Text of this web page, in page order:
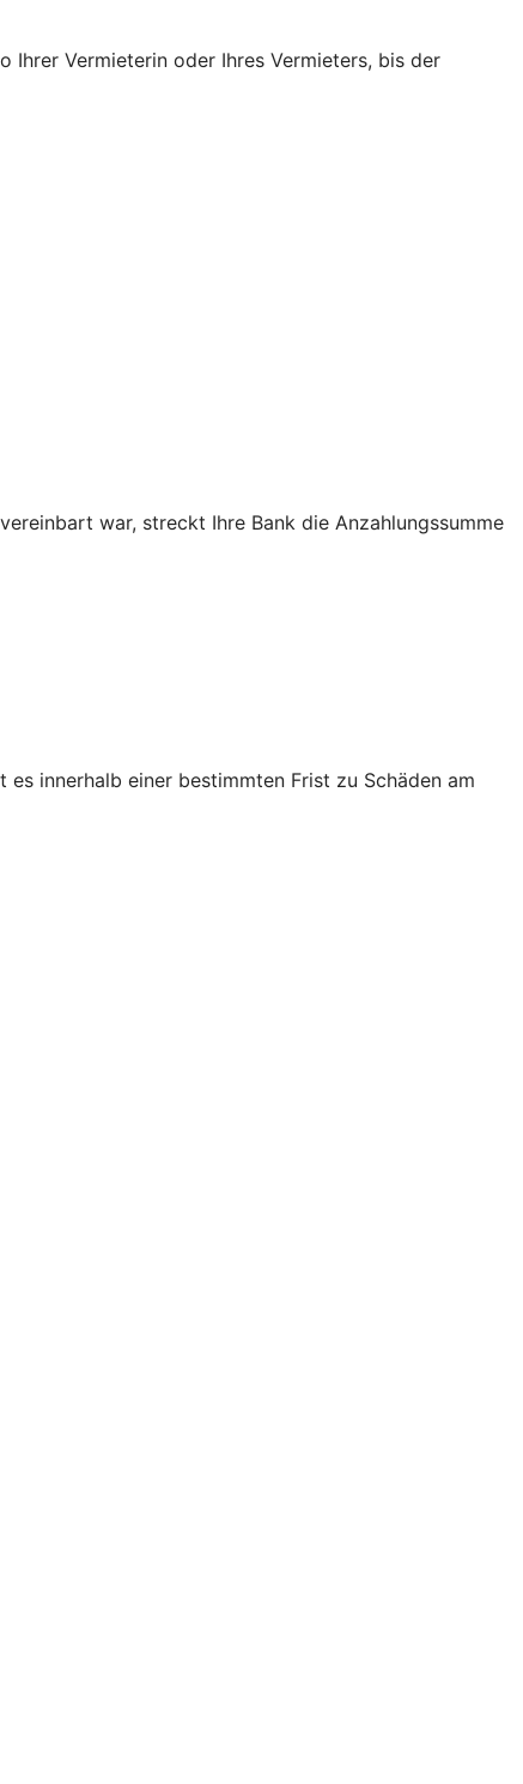
Ihrer Vermieterin oder Ihres Vermieters, bis der
war, streckt Ihre Bank die Anzahlungssumme
innerhalb einer bestimmten Frist zu Schäden am